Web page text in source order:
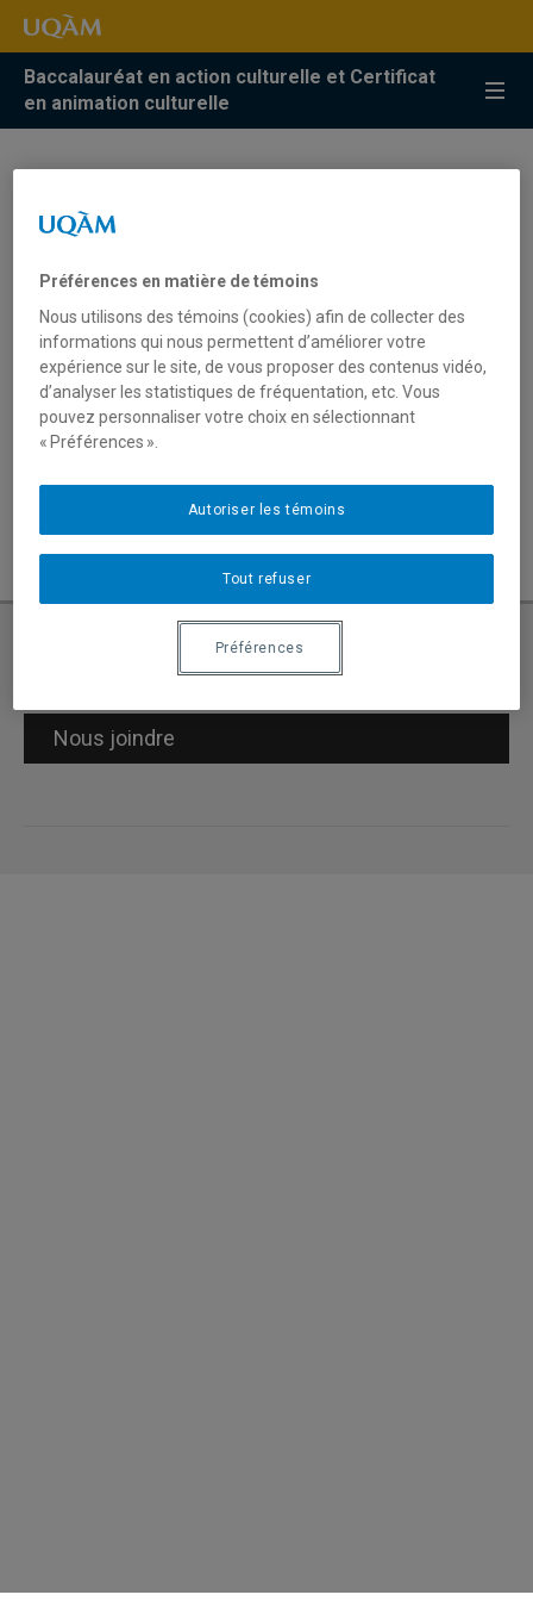
Accéder
recherche
Accéder
menu
pricipal
Accéder
zone
centrale
Baccalauréat en action culturelle et Certificat
en animation culturelle
Chaque année, le Réseautage permet à des étudiantes et
organismes de différents domaines. Le Réseautage est
un événement ayant lieu en janvier-février sous la forme
de 5 à 7 organisé par et pour la communauté étudiante.
Consultez lapage Facebook
Crédit photo : Éléonore Lussier-Thuot
Demande d’admission
Nous joindre
Préférences en matière de témoins
Nous utilisons des témoins (cookies) afin de collecter des
informations qui nous permettent d’améliorer votre
expérience sur le site, de vous proposer des contenus vidéo,
d’analyser les statistiques de fréquentation, etc. Vous
pouvez personnaliser votre choix en sélectionnant
« Préférences ».
Tout refuser
Autoriser les témoins
Préférences